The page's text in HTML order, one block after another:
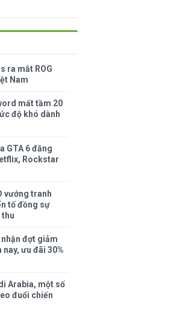
ra mắt ROG
Nam
mất tầm 20
độ khó dành
GTA 6 đăng
Rockstar
vướng tranh
tố đồng sự
đợt giảm
ưu đãi 30%
Arabia, một số
đuổi chiến